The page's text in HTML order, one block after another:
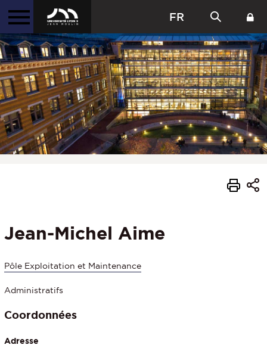
FR
Jean-Michel Aime
Pôle Exploitation et Maintenance
Administratifs
Coordonnées
Adresse